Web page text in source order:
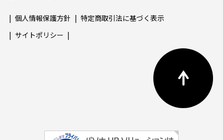
個人情報保護方針
特定商取引法に基づく表示
サイトポリシー